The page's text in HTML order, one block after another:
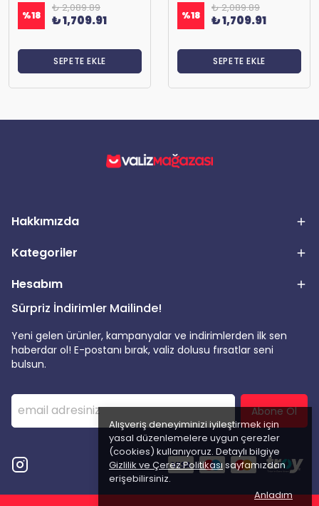
Alışveriş deneyiminizi iyileştirmek için
yasal düzenlemelere uygun çerezler
(cookies) kullanıyoruz. Detaylı bilgiye
Gizlilik ve Çerez Politikası sayfamızdan
erişebilirsiniz.
Anladım
%18
₺ 2,089.89
₺ 1,709.91
SEPETE EKLE
%18
₺ 2,089.89
₺ 1,709.91
SEPETE EKLE
Hakkımızda
Kategoriler
Hesabım
Sürpriz İndirimler Mailinde!
Yeni gelen ürünler, kampanyalar ve indirimlerden ilk sen
haberdar ol! E-postanı bırak, valiz dolusu fırsatlar seni
bulsun.
Abone Ol